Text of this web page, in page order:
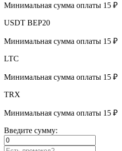
Минимальная сумма оплаты 15 ₽
USDT BEP20
Минимальная сумма оплаты 15 ₽
LTC
Минимальная сумма оплаты 15 ₽
TRX
Минимальная сумма оплаты 15 ₽
Введите сумму: